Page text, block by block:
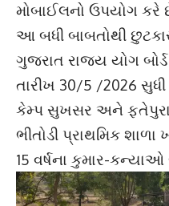
મોબાઈલનો ઉપયોગ
આ બધી બાબતોથી
ગુજરાત રાજ્ય યોગ બોર્ડ
તારીખ 30/5 /2026
કેમ્પ સુખસર અને ફતેપુરા
ભીતોડી પ્રાથમિક
15 વર્ષના કુમાર-